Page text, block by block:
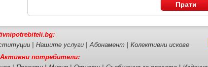
Прати
Нашите услуги Абонамент
Колективни искове
потребители: